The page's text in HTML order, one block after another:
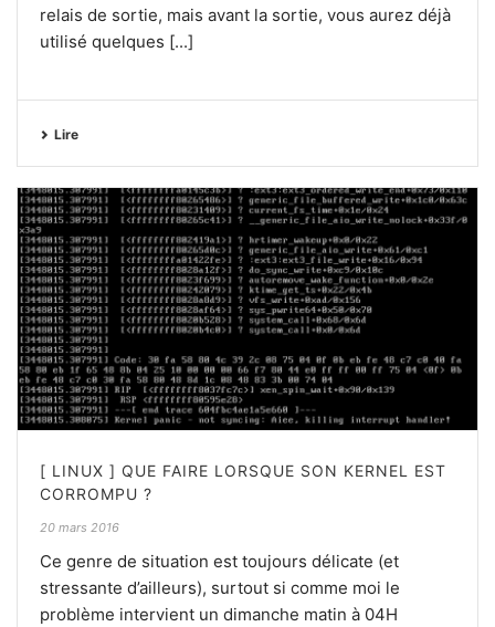
relais de sortie, mais avant la sortie, vous aurez déjà
utilisé quelques [...]
Lire
[ LINUX ] QUE FAIRE LORSQUE SON KERNEL EST
CORROMPU ?
20 mars 2016
Ce genre de situation est toujours délicate (et
stressante d’ailleurs), surtout si comme moi le
problème intervient un dimanche matin à 04H